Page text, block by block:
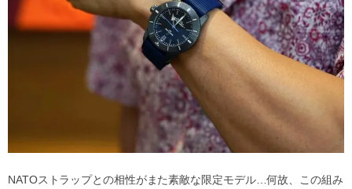
NATOストラップとの相性がまた素敵な限定モデル…何故、この組み